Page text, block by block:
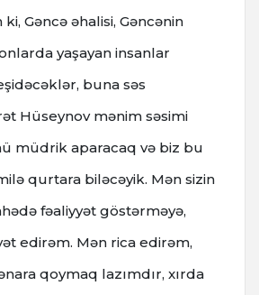
Gəncə əhalisi, Gəncənin
yaşayan insanlar
buna səs
Hüseynov mənim səsimi
müdrik aparacaq və biz bu
qurtara biləcəyik. Mən sizin
fəaliyyət göstərməyə,
edirəm. Mən rica edirəm,
qoymaq lazımdır, xırda